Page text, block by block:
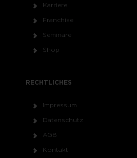
Karriere
Franchise
Seminare
Shop
RECHTLICHES
Impressum
Datenschutz
AGB
Kontakt